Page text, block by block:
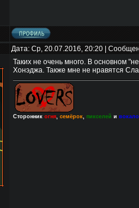
Дата: Ср, 20.07.2016, 20:20 |
Таких не очень много. В основном
Хонэджа. Также мне не нравятся
Сторонник огня, семёрок, пикселей и